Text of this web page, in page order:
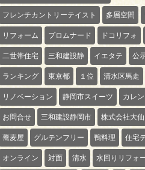
フレンチカントリーテイスト 多層空間
リフォーム プロムナード ドコリフォ
二世帯住宅 三和建設静 イエタテ 公
ランキング 東京都 １位 清水区馬走
リノベーション 静岡市スイーツ カレ
お問合せ 三和建設静岡市 株式会社大仙
蕎麦屋 グルテンフリー 鴨料理 住宅
オンライン 対面 清水 水回りリフォ